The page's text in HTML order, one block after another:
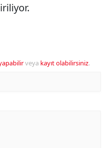
veya kayıt olabilirsiniz.